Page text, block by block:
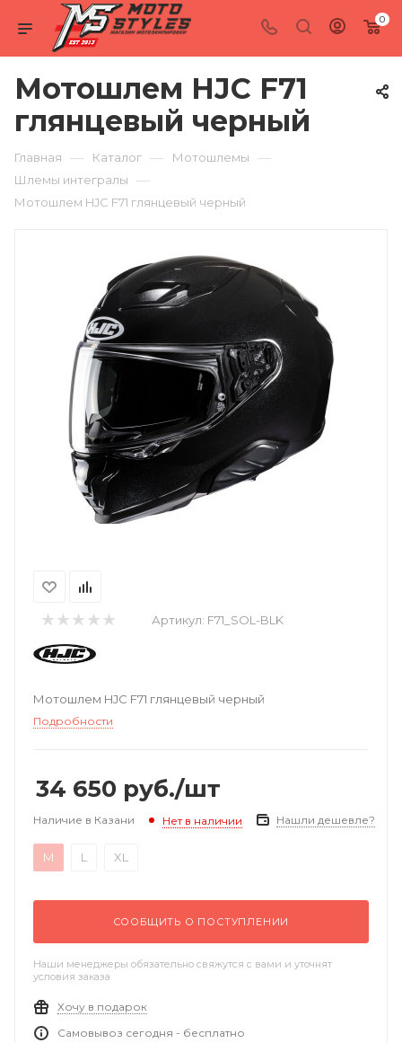
0
Мотошлем HJC F71
глянцевый черный
Главная — Каталог — Мотошлемы —
Шлемы интегралы —
Мотошлем HJC F71 глянцевый черный
Артикул: F71_SOL-BLK
Мотошлем HJC F71 глянцевый черный
Подробности
34 650 руб./шт
Наличие в Казани Нет в наличии Нашли дешевле?
M L XL
СООБЩИТЬ О ПОСТУПЛЕНИИ
Наши менеджеры обязательно свяжутся с вами и уточнят
условия заказа
Хочу в подарок
Самовывоз сегодня - бесплатно